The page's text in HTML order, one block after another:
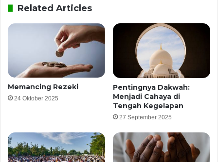
Related Articles
Memancing Rezeki
24 Oktober 2025
Pentingnya Dakwah:
Menjadi Cahaya di
Tengah Kegelapan
27 September 2025